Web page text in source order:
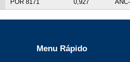
POR 8171 0,927
Menu Rápido